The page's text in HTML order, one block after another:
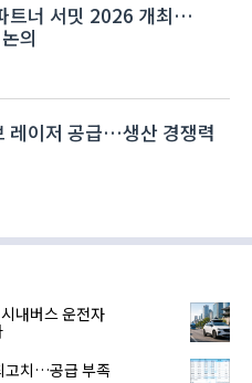
트너 서밋 2026 개최…
의
레이저 공급…생산 경쟁력
내버스 운전자
고치…공급 부족